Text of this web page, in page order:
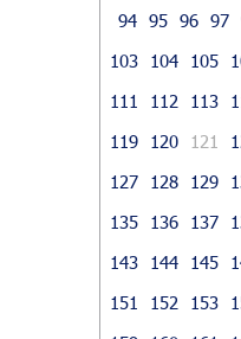
94 95 96 97
103
104 105
111
112 113
119
120 121
127
128 129
135
136 137
143
144 145
151
152 153